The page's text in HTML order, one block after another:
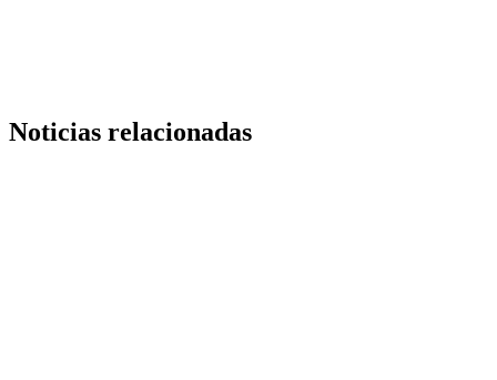
Noticias relacionadas